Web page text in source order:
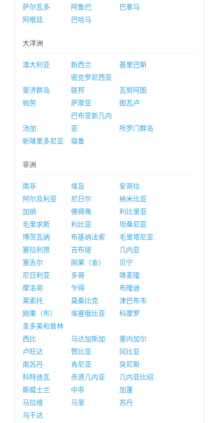
萨尔瓦多
阿鲁巴
巴拿马
阿根廷
巴哈马
大洋洲
澳大利亚 新西兰 基里巴斯
斐济群岛
密克罗尼西亚
联邦
瓦努阿图
帕劳
萨摩亚 图瓦卢
汤加
巴布亚新几内
亚
所罗门群岛
新喀里多尼亚
瑙鲁
非洲
南非 埃及
安哥拉
阿尔及利亚
尼日尔
纳米比亚
加纳
佛得角
利比里亚
毛里求斯
利比亚
坦桑尼亚
博茨瓦纳
布基纳法索
毛里塔尼亚
塞拉利昂
吉布提
几内亚
塞舌尔
刚果（金）
贝宁
尼日利亚
多哥
喀麦隆
摩洛哥
乍得
布隆迪
莱索托
莫桑比克
津巴布韦
刚果（布）
埃塞俄比亚
科摩罗
圣多美和普林
西比
马达加斯加
塞内加尔
卢旺达
赞比亚
冈比亚
南苏丹
肯尼亚
突尼斯
科特迪瓦
赤道几内亚
几内亚比绍
斯威士兰
中非
加蓬
马拉维
马里
苏丹
乌干达